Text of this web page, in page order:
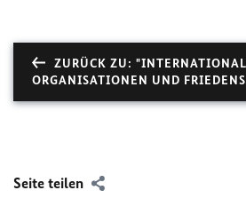
ZURÜCK ZU:
ORGANISATIONEN UND
Seite teilen